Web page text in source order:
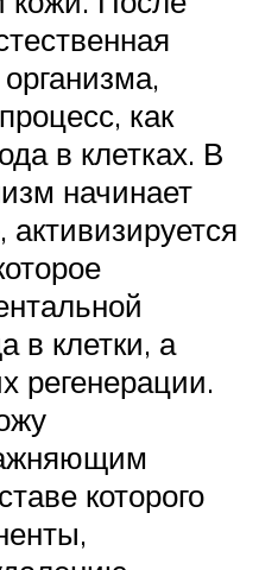
как
в клетках. В
начинает
активизируется
в клетки, а
регенерации.
которого